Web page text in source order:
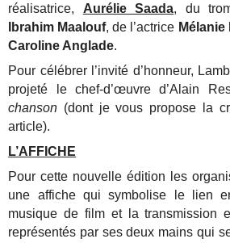
réalisatrice, Aurélie Saada, du
Ibrahim Maalouf, de l’actrice
Caroline Anglade.
Pour célébrer l’invité d’honneur,
projeté le chef-d’œuvre d’Alain
chanson (dont je vous propose la
article).
L’AFFICHE
Pour cette nouvelle édition les
une affiche qui symbolise le lien
musique de film et la transmission
représentés par ses deux mains qui